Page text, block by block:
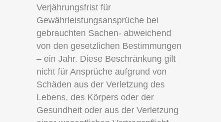
Verjährungsfrist für
Gewährleistungsansprüche bei
gebrauchten Sachen- abweichend
von den gesetzlichen Bestimmungen
– ein Jahr. Diese Beschränkung gilt
nicht für Ansprüche aufgrund von
Schäden aus der Verletzung des
Lebens, des Körpers oder der
Gesundheit oder aus der Verletzung